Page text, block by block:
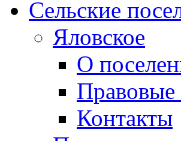
Сельские
Яловское
О
Правовые
Контакты